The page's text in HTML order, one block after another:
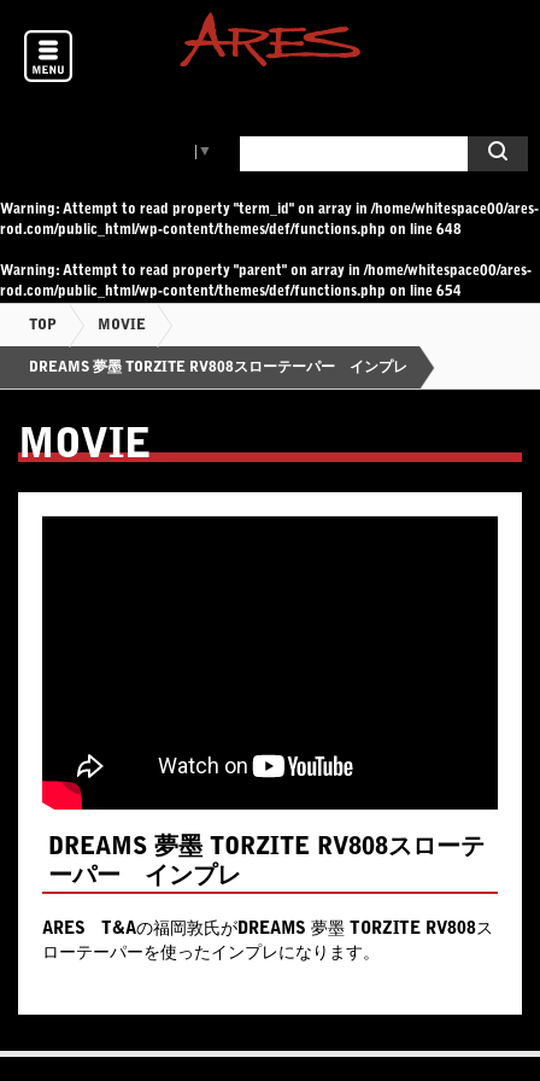
▼
Warning : Attempt to read property "term_id" on array in/home/whitespace00/ares-
rod.com/public_html/wp-content/themes/def/functions.php on line 648
Warning : Attempt to read property "parent" on array in/home/whitespace00/ares-
rod.com/public_html/wp-content/themes/def/functions.php on line 654
TOP MOVIE
DREAMS 夢墨 TORZITE RV808スローテーパー インプレ
MOVIE
DREAMS 夢墨 TORZITE RV808スローテ
ーパー インプレ
ARES T&Aの福岡敦氏がDREAMS 夢墨 TORZITE RV808ス
ローテーパーを使ったインプレになります。